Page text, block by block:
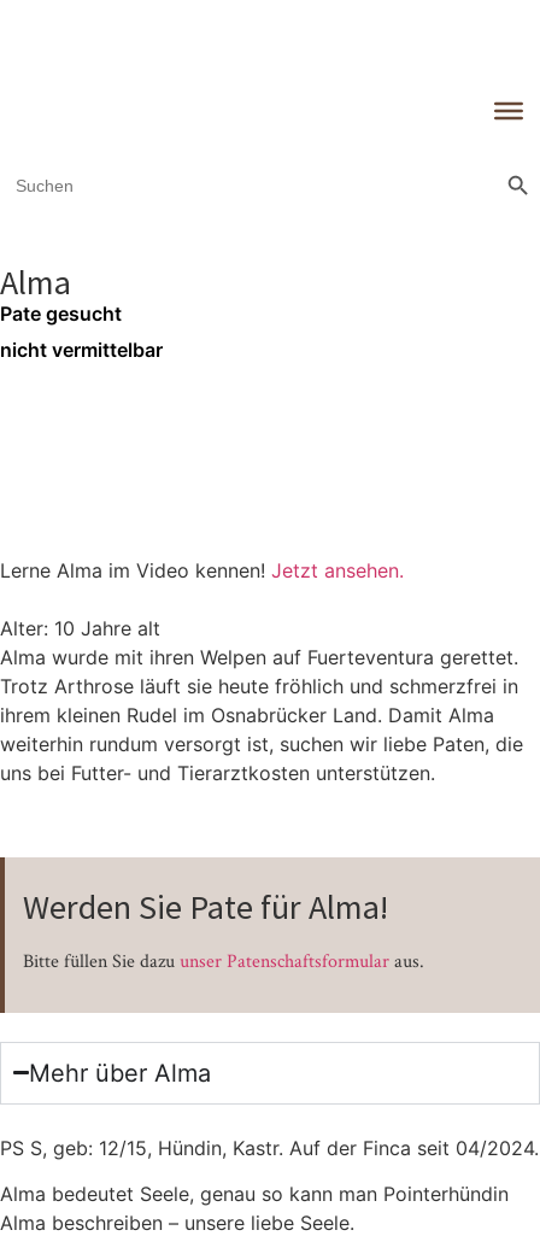
for:
Alma
Pate gesucht
nicht vermittelbar
Lerne Alma im Video kennen! Jetzt ansehen.
Alter: 10 Jahre alt
Alma wurde mit ihren Welpen auf Fuerteventura gerettet.
Trotz Arthrose läuft sie heute fröhlich und schmerzfrei in
ihrem kleinen Rudel im Osnabrücker Land. Damit Alma
weiterhin rundum versorgt ist, suchen wir liebe Paten, die
uns bei Futter- und Tierarztkosten unterstützen.
Werden Sie Pate für Alma!
Bitte füllen Sie dazuunser Patenschaftsformularaus.
Mehr über Alma
PS S, geb: 12/15, Hün­din, Kastr. Auf der Fin­ca seit 04/2024.
Alma bedeu­tet See­le, genau so kann man Poin­ter­hün­din
Alma beschrei­ben – unse­re lie­be See­le.